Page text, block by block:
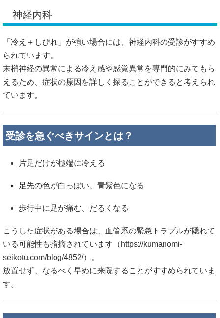
神経内科
「冷え＋しびれ」が強い場合には、神経内科の受診がすすめ
られています。
末梢神経の異常による冷え感や感覚異常を専門的にみてもら
えるため、症状の原因を詳しく探ることができると考えられ
ています。
受診を急ぐべきサインとは？
片足だけが極端に冷える
足先の色が白っぽい、青紫色になる
歩行中に足が痛む、だるくなる
こうした症状がある場合は、血管系の緊急トラブルが隠れて
いる可能性も指摘されています（ https://kumanomi-
seikotu.com/blog/4852/）。
放置せず、なるべく早めに来院することがすすめられていま
す。